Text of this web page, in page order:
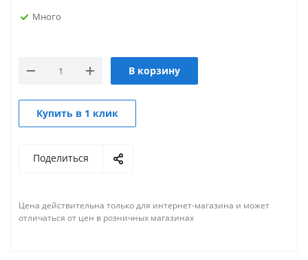
Много
В корзину
Купить в 1 клик
Поделиться
Цена действительна только для интернет-магазина и может
отличаться от цен в розничных магазинах